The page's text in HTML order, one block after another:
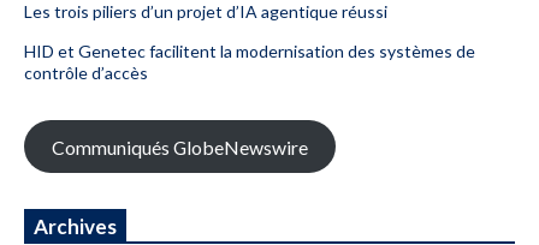
Les trois piliers d’un projet d’IA agentique réussi
HID et Genetec facilitent la modernisation des systèmes de
contrôle d’accès
Communiqués GlobeNewswire
Archives